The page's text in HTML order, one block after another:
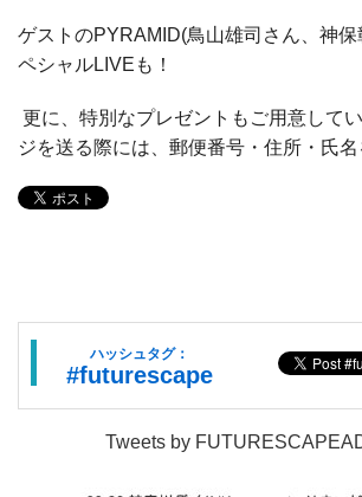
ゲストのPYRAMID(鳥山雄司さん、神保
ペシャルLIVEも！
更に、特別なプレゼントもご用意して
ジを送る際には、郵便番号・住所・氏名
ハッシュタグ：
#futurescape
Tweets by